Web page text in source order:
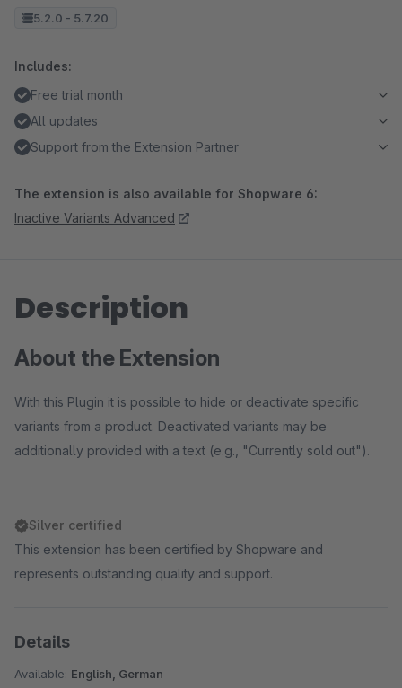
5.2.0 - 5.7.20
Includes:
Free trial month
All updates
Support from the Extension Partner
The extension is also available for Shopware 6:
Inactive Variants Advanced
Description
About the Extension
With this Plugin it is possible to hide or deactivate specific
variants from a product. Deactivated variants may be
additionally provided with a text (e.g., "Currently sold out").
Silver certified
This extension has been certified by Shopware and
represents outstanding quality and support.
Details
Available: English, German